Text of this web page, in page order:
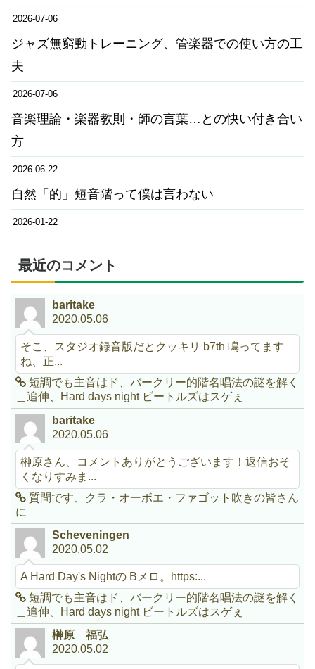
2026-07-06
ジャズ無窮動トレーニング、管楽器での使い方の工
夫
2026-07-06
音楽理論・楽器教則・師の言葉…との快い付き合い
方
2026-06-22
自然「的」短音階って僕は言わない
2026-01-22
最近のコメント
baritake
2020.05.06
そこ、スタジオ録音版だとクッキリ b7th 鳴ってます
ね、正...
短調でも主音はド、バークリー的階名唱法の謎を解く
＿追伸、Hard days night ビートルズはスゲぇ
baritake
2020.05.06
榊原さん、コメントありがとうございます！返信おそ
くなりすみま...
質問です、クラ・オーボエ・ファゴット吹きの皆さん
に
Scheveningen
2020.05.02
A Hard Day's Nightの Bメロ。https:...
短調でも主音はド、バークリー的階名唱法の謎を解く
＿追伸、Hard days night ビートルズはスゲぇ
榊原 福弘
2020.05.02